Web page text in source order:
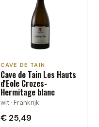
CAVE DE TAIN
Cave de Tain Les Hauts
d'Eole Crozes-
Hermitage blanc
wit · Frankrijk
€ 25,49